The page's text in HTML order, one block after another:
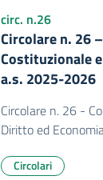
circ. n.26
Circolare n. 26
Costituzionale
a.s. 2025-2026
Circolare n. 26 -
Diritto ed
Circolari